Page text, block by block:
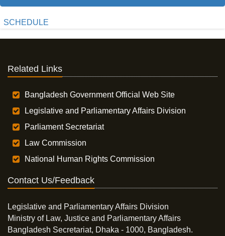
SCHEDULE
Related Links
Bangladesh Government Official Web Site
Legislative and Parliamentary Affairs Division
Parliament Secretariat
Law Commission
National Human Rights Commission
Contact Us/Feedback
Legislative and Parliamentary Affairs Division
Ministry of Law, Justice and Parliamentary Affairs
Bangladesh Secretariat, Dhaka - 1000, Bangladesh.